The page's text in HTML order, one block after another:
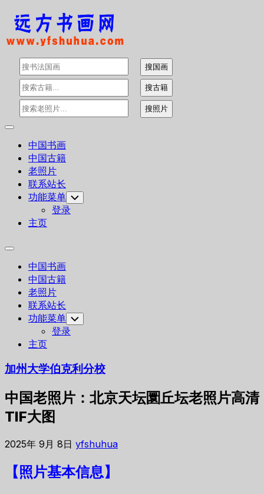
Skip
content
Expand
中国书画
中国古籍
老照片
联系站长
功能菜单 Toggle
Child
Menu
登录
主页
Expand
中国书画
中国古籍
老照片
联系站长
功能菜单 Toggle
Child
Menu
登录
主页
加州大学伯克利分校
中国老照片：北京天坛圜丘坛老照片高清
TIF大图
2025年 9月 8日 yfshuhua
【照片基本信息】